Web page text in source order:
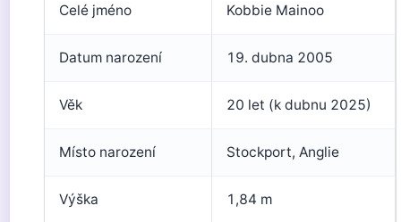
Celé jméno Kobbie Mainoo
Datum narození 19. dubna 2005
Věk 20 let (k dubnu 2025)
Místo narození Stockport, Anglie
Výška 1,84 m